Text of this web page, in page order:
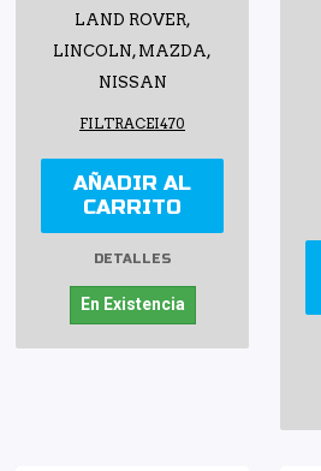
LAND ROVER,
LINCOLN, MAZDA,
NISSAN
FILTRACEI470
AÑADIR AL
CARRITO
DETALLES
En Existencia